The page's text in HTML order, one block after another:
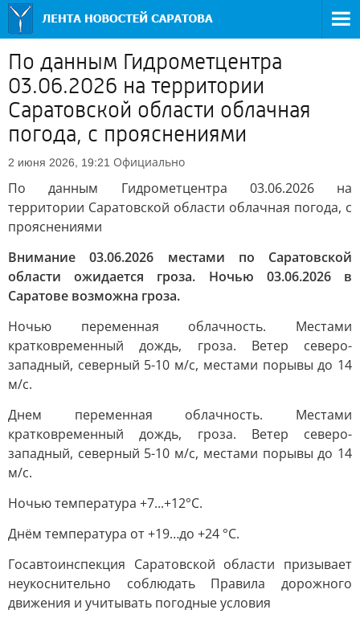
По данным Гидрометцентра
03.06.2026 на территории
Саратовской области облачная
погода, с прояснениями
2 июня 2026, 19:21 Официально
По данным Гидрометцентра 03.06.2026 на
территории Саратовской области облачная погода, с
прояснениями
Внимание 03.06.2026 местами по Саратовской
области ожидается гроза. Ночью 03.06.2026 в
Саратове возможна гроза.
Ночью переменная облачность. Местами
кратковременный дождь, гроза. Ветер северо-
западный, северный 5-10 м/с, местами порывы до 14
м/с.
Днем переменная облачность. Местами
кратковременный дождь, гроза. Ветер северо-
западный, северный 5-10 м/с, местами порывы до 14
м/с.
Ночью температура +7...+12°С.
Днём температура от +19…до +24 °С.
Госавтоинспекция Саратовской области призывает
неукоснительно соблюдать Правила дорожного
движения и учитывать погодные условия